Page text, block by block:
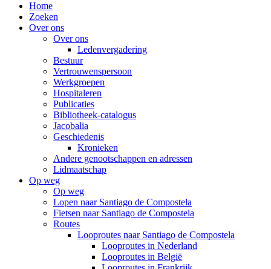
Home
Zoeken
Over ons
Over ons
Ledenvergadering
Bestuur
Vertrouwenspersoon
Werkgroepen
Hospitaleren
Publicaties
Bibliotheek-catalogus
Jacobalia
Geschiedenis
Kronieken
Andere genootschappen en adressen
Lidmaatschap
Op weg
Op weg
Lopen naar Santiago de Compostela
Fietsen naar Santiago de Compostela
Routes
Looproutes naar Santiago de Compostela
Looproutes in Nederland
Looproutes in België